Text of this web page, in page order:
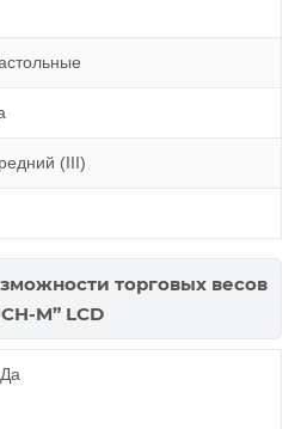
(III)
торговых весов
M” LCD
Да